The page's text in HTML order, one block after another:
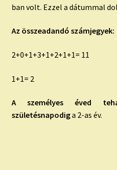
ban volt. Ezzel a dátummal
Az összeadandó számjegyek:
2+0+1+3+1+2+1+1= 11
1+1= 2
A személyes éved
születésnapodiga 2-as év.